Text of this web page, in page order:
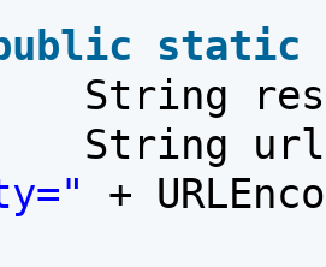
static
String
String
+